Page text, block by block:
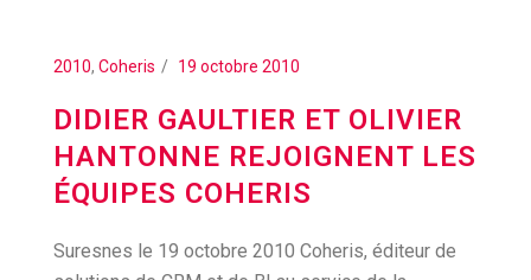
2010, Coheris 19 octobre 2010
DIDIER GAULTIER ET OLIVIER
HANTONNE REJOIGNENT LES
ÉQUIPES COHERIS
Suresnes le 19 octobre 2010 Coheris, éditeur de